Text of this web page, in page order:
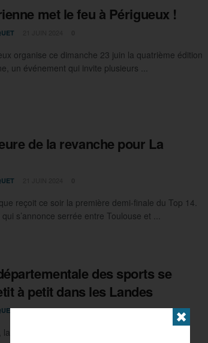
met le feu à Périgueux !
organise ce dimanche 23 juin la quatrième édition
un événement qui invite plusieurs ...
de la revanche pour La
reçoit ce soir la première demi-finale du Top 14.
s’annonce serrée entre Toulouse et ...
des sports se
à petit dans les Landes
20 JUIN 2024 0
première pierre de la future Maison
✖